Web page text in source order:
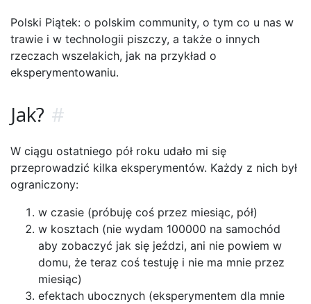
Polski Piątek: o polskim community, o tym co u nas w
trawie i w technologii piszczy, a także o innych
rzeczach wszelakich, jak na przykład o
eksperymentowaniu.
Jak? #
W ciągu ostatniego pół roku udało mi się
przeprowadzić kilka eksperymentów. Każdy z nich był
ograniczony:
w czasie (próbuję coś przez miesiąc, pół)
w kosztach (nie wydam 100000 na samochód
aby zobaczyć jak się jeździ, ani nie powiem w
domu, że teraz coś testuję i nie ma mnie przez
miesiąc)
efektach ubocznych (eksperymentem dla mnie